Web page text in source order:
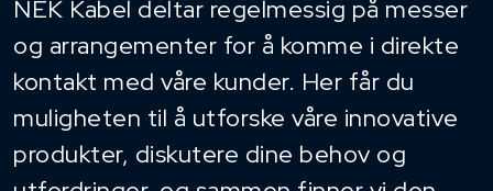
NEK Kabel deltar regelmessig på messer
og arrangementer for å komme i direkte
kontakt med våre kunder. Her får du
muligheten til å utforske våre innovative
produkter, diskutere dine behov og